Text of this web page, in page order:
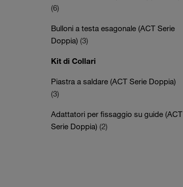
(6)
Bulloni a testa esagonale (ACT Serie
Doppia) (3)
Kit di Collari
Piastra a saldare (ACT Serie Doppia)
(3)
Adattatori per fissaggio su guide (ACT
Serie Doppia) (2)